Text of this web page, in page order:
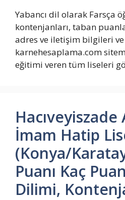
Yabancı dil olarak Farsça
kontenjanları, taban
adres ve iletişim bilgileri
karnehesaplama.com
eğitimi veren tüm liseleri
İmam Hatip
(Konya/
Puanı Kaç
Dilimi,